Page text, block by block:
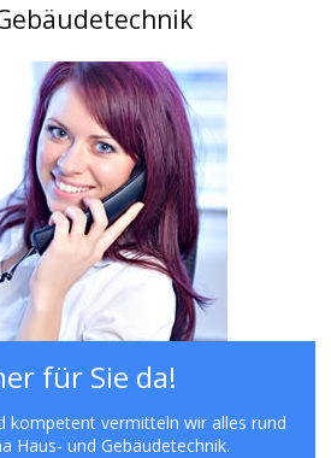
für Sie da!
kompetent vermitteln wir alles rund
Haus- und Gebäudetechnik.